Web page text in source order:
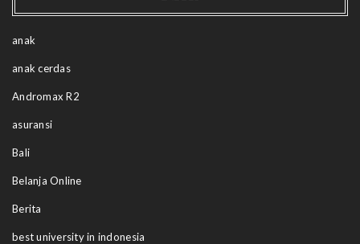
anak
anak cerdas
Andromax R2
asuransi
Bali
Belanja Online
Berita
best university in indonesia